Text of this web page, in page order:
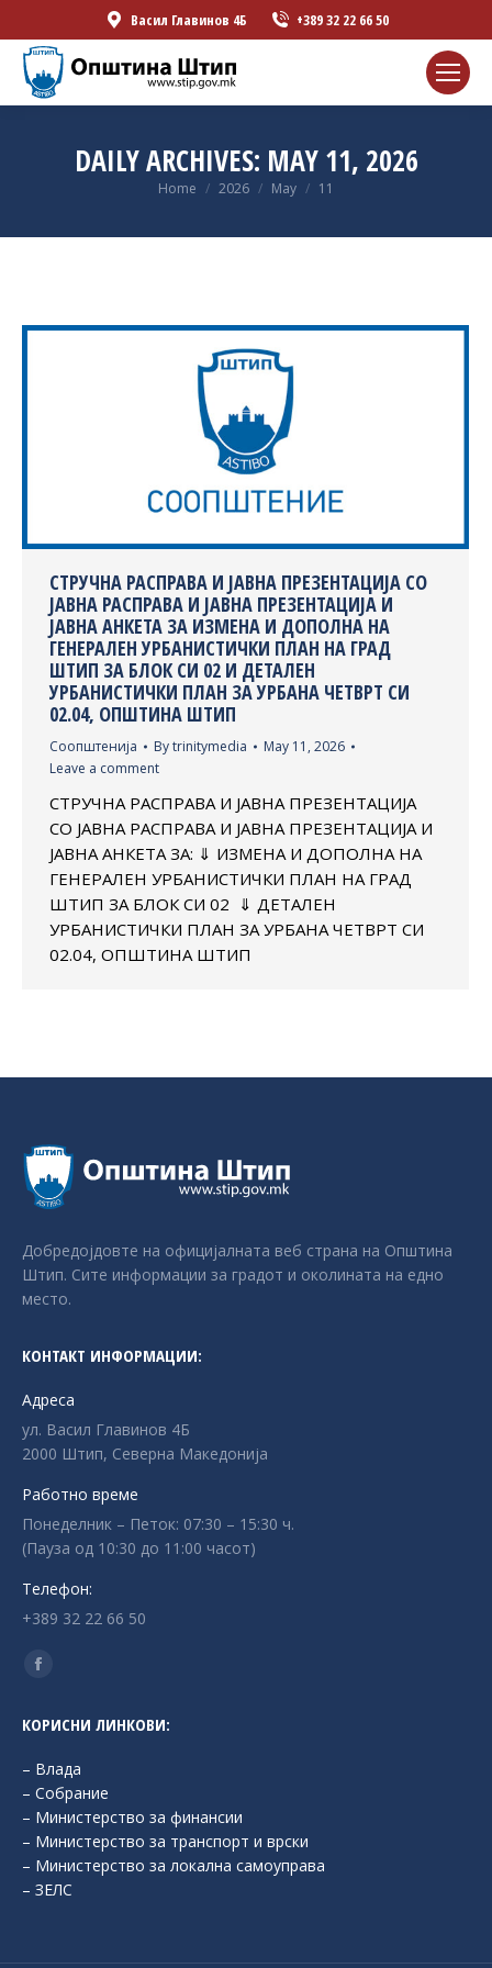
Васил Главинов 4Б +389 32 22 66 50
DAILY ARCHIVES: MAY 11, 2026
You are here:
Home 2026 May 11
СТРУЧНА РАСПРАВА И ЈАВНА ПРЕЗЕНТАЦИЈА СО
ЈАВНА РАСПРАВА И ЈАВНА ПРЕЗЕНТАЦИЈА И
ЈАВНА АНКЕТА ЗА ИЗМЕНА И ДОПОЛНА НА
ГЕНЕРАЛЕН УРБАНИСТИЧКИ ПЛАН НА ГРАД
ШТИП ЗА БЛОК СИ 02 И ДЕТАЛЕН
УРБАНИСТИЧКИ ПЛАН ЗА УРБАНА ЧЕТВРТ СИ
02.04, ОПШТИНА ШТИП
Соопштенија Bytrinitymedia
May 11, 2026
Leave a comment
СТРУЧНА РАСПРАВА И ЈАВНА ПРЕЗЕНТАЦИЈА
СО ЈАВНА РАСПРАВА И ЈАВНА ПРЕЗЕНТАЦИЈА И
ЈАВНА АНКЕТА ЗА: ⇓ ИЗМЕНА И ДОПОЛНА НА
ГЕНЕРАЛЕН УРБАНИСТИЧКИ ПЛАН НА ГРАД
ШТИП ЗА БЛОК СИ 02 ⇓ ДЕТАЛЕН
УРБАНИСТИЧКИ ПЛАН ЗА УРБАНА ЧЕТВРТ СИ
02.04, ОПШТИНА ШТИП
Добредојдовте на официјалната веб страна на Општина
Штип. Сите информации за градот и околината на едно
место.
КОНТАКТ ИНФОРМАЦИИ:
Адреса
ул. Васил Главинов 4Б
2000 Штип, Северна Македонија
Работно време
Понеделник – Петок: 07:30 – 15:30 ч.
(Пауза од 10:30 до 11:00 часот)
Телефон:
+389 32 22 66 50
Find us on:
Facebook
opens
in
new
window
КОРИСНИ ЛИНКОВИ:
– Влада
– Собрание
– Министерство за финансии
– Министерство за транспорт и врски
– Министерство за локална самоуправа
– ЗЕЛС